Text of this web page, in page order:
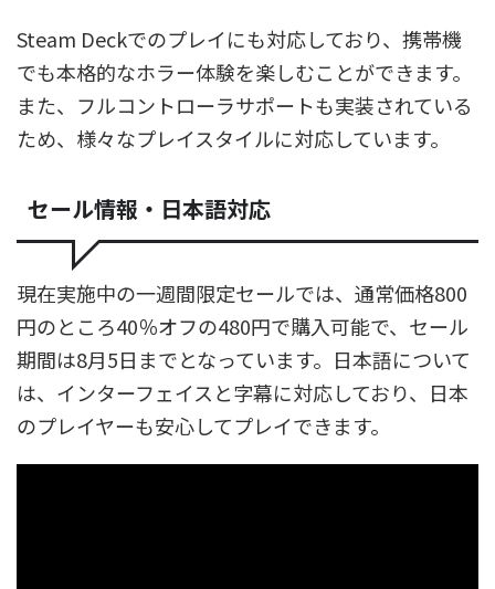
Steam Deckでのプレイにも対応しており、携帯機
でも本格的なホラー体験を楽しむことができます。
また、フルコントローラサポートも実装されている
ため、様々なプレイスタイルに対応しています。
セール情報・日本語対応
現在実施中の一週間限定セールでは、通常価格800
円のところ40％オフの480円で購入可能で、セール
期間は8月5日までとなっています。日本語について
は、インターフェイスと字幕に対応しており、日本
のプレイヤーも安心してプレイできます。